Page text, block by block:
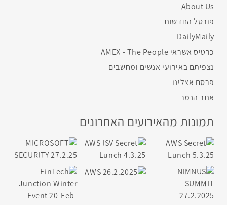
About Us
פורטל החדשות
DailyMaily
כרטיס אשראי AMEX - The People
נצפיתם באירועי אנשים ומחשבים
פרסם אצלינו
אתר הנמר
תמונות מהאירועים האחרונים